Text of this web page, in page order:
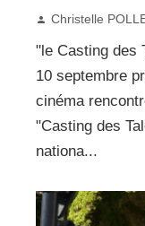
Christelle
"le Casting des
10 septembre
cinéma
"Casting des
nationa...